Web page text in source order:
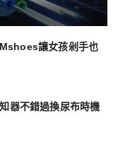
讓女孩剁手也
器不錯過換尿布時機